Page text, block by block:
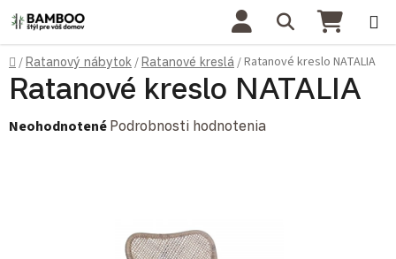
Prejsť na obsah Hľadať
Domov
/Ratanový nábytok /Ratanové kreslá /Ratanové kreslo NATALIA
Ratanové kreslo NATALIA
Priemerné hodnotenie produktu je 0,0 z 5 hviezdičiek.
Neohodnotené Podrobnosti hodnotenia